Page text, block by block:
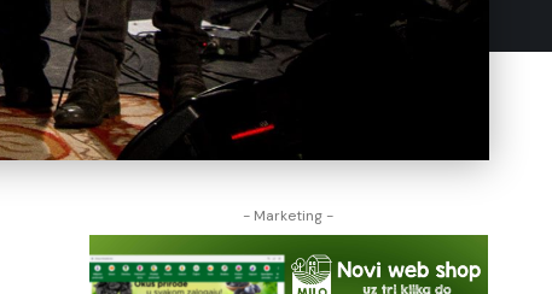
- Marketing -